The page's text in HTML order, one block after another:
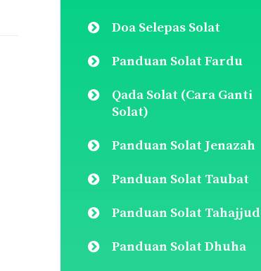
Doa Selepas Solat
Panduan Solat Fardu
Qada Solat (Cara Ganti
Solat)
Panduan Solat Jenazah
Panduan Solat Taubat
Panduan Solat Tahajjud
Panduan Solat Dhuha